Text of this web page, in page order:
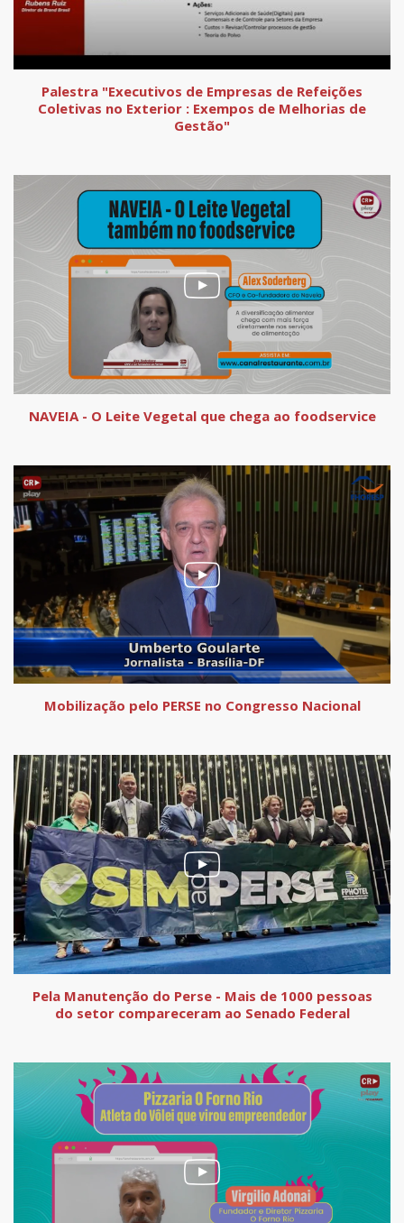
Palestra "Executivos de Empresas de Refeições
Coletivas no Exterior : Exempos de Melhorias de
Gestão"
NAVEIA - O Leite Vegetal que chega ao foodservice
Mobilização pelo PERSE no Congresso Nacional
Pela Manutenção do Perse - Mais de 1000 pessoas
do setor compareceram ao Senado Federal